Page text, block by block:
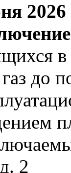
2026
до
2